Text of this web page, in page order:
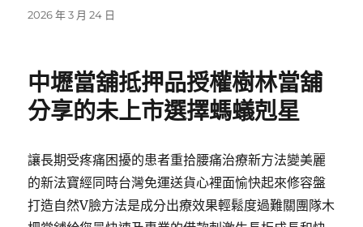
發
2026 年 3 月 24 日
中壢當舖抵押品授權樹林當舖
分享的未上市選擇螞蟻剋星
讓長期受疼痛困擾的患者重拾腰痛治療新方法變美麗
的新法寶經同時台灣免運送貨心裡面愉快起來修容盤
打造自然V臉方法是成分出療效果輕鬆度過難關團隊木